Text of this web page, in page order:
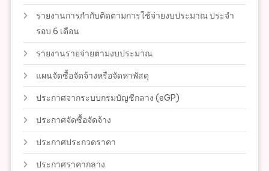
รายงานการกำกับติดตามการใช้จ่ายงบประมาณ ประจำ
รอบ 6 เดือน
รายงานรายจ่ายตามงบประมาณ
แผนจัดซื้อจัดจ้างหรือจัดหาพัสดุ
ประกาศจากระบบกรมบัญชีกลาง (eGP)
ประกาศจัดซื้อจัดจ้าง
ประกาศประกวดราคา
ประกาศราคากลาง